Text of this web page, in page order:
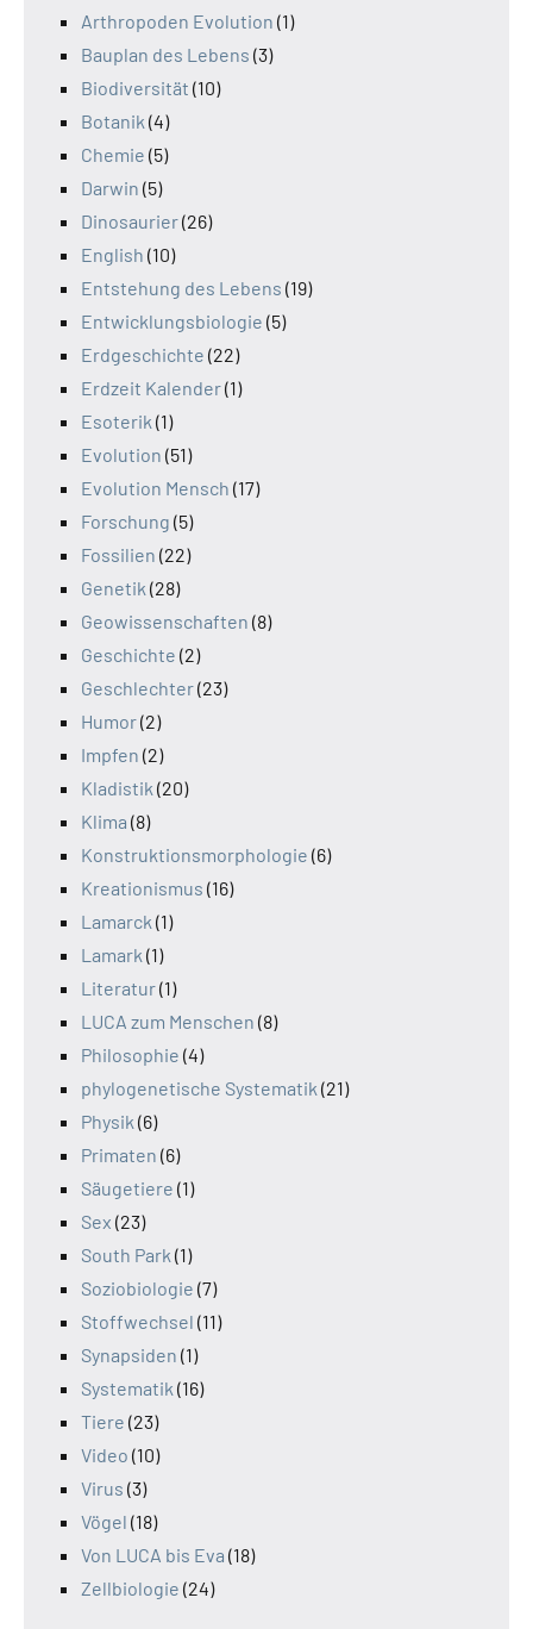
Arthropoden Evolution (1)
Bauplan des Lebens (3)
Biodiversität (10)
Botanik (4)
Chemie (5)
Darwin (5)
Dinosaurier(26)
English (10)
Entstehung des Lebens (19)
Entwicklungsbiologie (5)
Erdgeschichte (22)
Erdzeit Kalender(1)
Esoterik (1)
Evolution (51)
Evolution Mensch (17)
Forschung (5)
Fossilien (22)
Genetik (28)
Geowissenschaften (8)
Geschichte (2)
Geschlechter(23)
Humor(2)
Impfen (2)
Kladistik (20)
Klima (8)
Konstruktionsmorphologie (6)
Kreationismus (16)
Lamarck (1)
Lamark (1)
Literatur(1)
LUCA zum Menschen (8)
Philosophie (4)
phylogenetische Systematik (21)
Physik (6)
Primaten (6)
Säugetiere (1)
Sex (23)
South Park (1)
Soziobiologie (7)
Stoffwechsel (11)
Synapsiden (1)
Systematik (16)
Tiere (23)
Video (10)
Virus (3)
Vögel (18)
Von LUCA bis Eva (18)
Zellbiologie (24)